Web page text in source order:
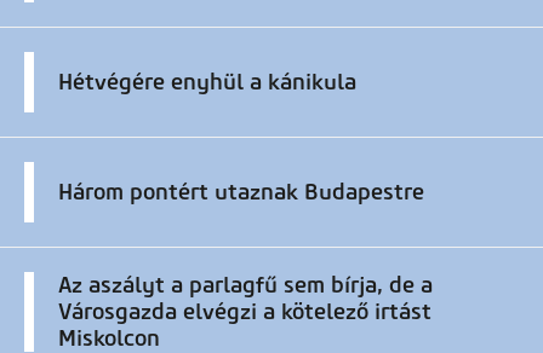
Hétvégére enyhül a kánikula
Három pontért utaznak Budapestre
Az aszályt a parlagfű sem bírja, de a
Városgazda elvégzi a kötelező irtást
Miskolcon